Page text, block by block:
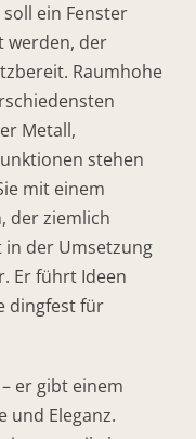
ein Fenster
werden, der
Raumhohe
Metall,
stehen
mit einem
der ziemlich
in der Umsetzung
Er führt Ideen
dingfest für
er gibt einem
und Eleganz.